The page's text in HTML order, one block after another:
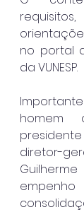
no portal
da VUNESP.
homem
diretor-